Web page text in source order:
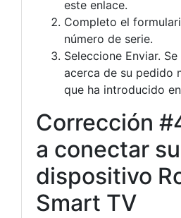
este enlace.
Completo el
número de serie.
Seleccione Enviar.
acerca de su pedido
que ha introducido
Corrección
a conectar su
dispositivo
Smart TV